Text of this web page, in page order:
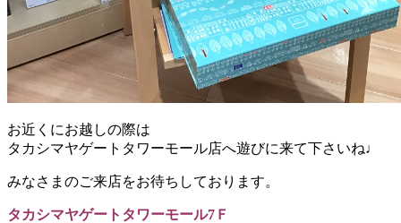
お近くにお越しの際は
タカシマヤゲートタワーモール店へ遊びに来て下さいね♩
みなさまのご来店をお待ちしております。
タカシマヤゲートタワーモール7Ｆ